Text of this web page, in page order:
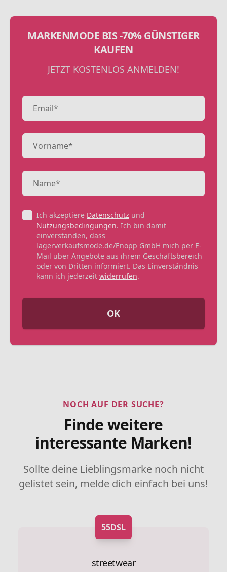
MARKENMODE BIS -70% GÜNSTIGER
KAUFEN
JETZT KOSTENLOS ANMELDEN!
Ich akzeptiere Datenschutz und
Nutzungsbedingungen. Ich bin damit
einverstanden, dass
lagerverkaufsmode.de/Enopp GmbH mich per E-
Mail über Angebote aus ihrem Geschäftsbereich
oder von Dritten informiert. Das Einverständnis
kann ich jederzeit widerrufen.
OK
NOCH AUF DER SUCHE?
Finde weitere
interessante Marken!
Sollte deine Lieblingsmarke noch nicht
gelistet sein, melde dich einfach bei uns!
55DSL
streetwear